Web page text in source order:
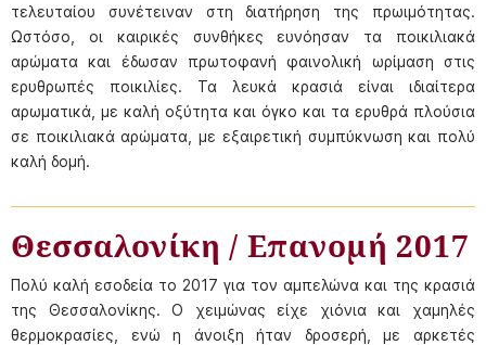
τελευταίου συνέτειναν στη διατήρηση της πρωιμότητας.
Ωστόσο, οι καιρικές συνθήκες ευνόησαν τα ποικιλιακά
αρώματα και έδωσαν πρωτοφανή φαινολική ωρίμαση στις
ερυθρωπές ποικιλίες. Τα λευκά κρασιά είναι ιδιαίτερα
αρωματικά, με καλή οξύτητα και όγκο και τα ερυθρά πλούσια
σε ποικιλιακά αρώματα, με εξαιρετική συμπύκνωση και πολύ
καλή δομή.
Θεσσαλονίκη / Επανομή 2017
Πολύ καλή εσοδεία το 2017 για τον αμπελώνα και της κρασιά
της Θεσσαλονίκης. Ο χειμώνας είχε χιόνια και χαμηλές
θερμοκρασίες, ενώ η άνοιξη ήταν δροσερή, με αρκετές